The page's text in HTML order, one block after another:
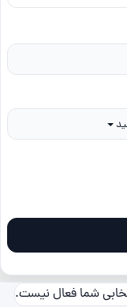
شما فعال نیست.